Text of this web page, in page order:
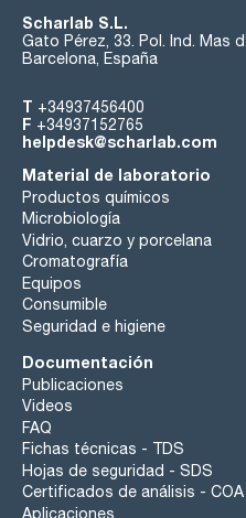
Scharlab S.L.
Gato Pérez, 33. Pol. Ind. Mas
Barcelona, España
T +34937456400
F +34937152765
helpdesk@scharlab.com
Material de laboratorio
Productos químicos
Microbiología
Vidrio, cuarzo y porcelana
Cromatografía
Equipos
Consumible
Seguridad e higiene
Documentación
Publicaciones
Videos
FAQ
Fichas técnicas - TDS
Hojas de seguridad - SDS
Certificados de análisis - COA
Aplicaciones